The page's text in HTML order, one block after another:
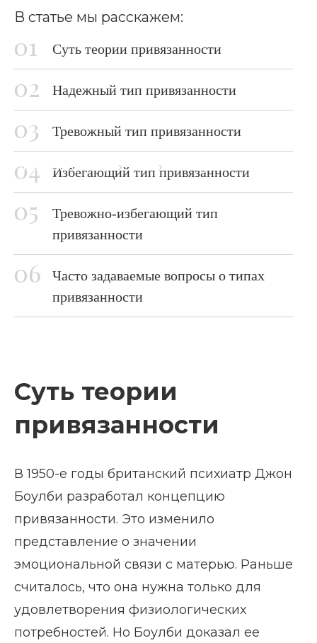
Главная страница Блог
В статье мы расскажем:
Суть теории привязанности
Надежный тип привязанности
Тревожный тип привязанности
Избегающий тип привязанности
Тревожно-избегающий тип
привязанности
Часто задаваемые вопросы о типах
привязанности
Суть теории
привязанности
В 1950-е годы британский психиатр Джон
Боулби разработал концепцию
привязанности. Это изменило
представление о значении
эмоциональной связи с матерью. Раньше
считалось, что она нужна только для
удовлетворения физиологических
потребностей. Но Боулби доказал ее